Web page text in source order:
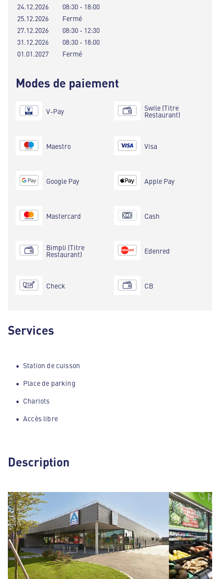
24.12.2026
08:30 - 18:00
25.12.2026
Fermé
27.12.2026
08:30 - 12:30
31.12.2026
08:30 - 18:00
01.01.2027
Fermé
Modes de paiement
V-Pay
Maestro
Google Pay
Mastercard
Bimpli (Titre
Restaurant)
Check
Swile (Titre
Restaurant)
Visa
Apple Pay
Cash
Edenred
CB
Services
Station de cuisson
Place de parking
Chariots
Accès libre
Description